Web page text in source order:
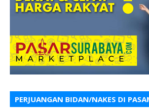
PERJUANGAN BIDAN/NAKES DI